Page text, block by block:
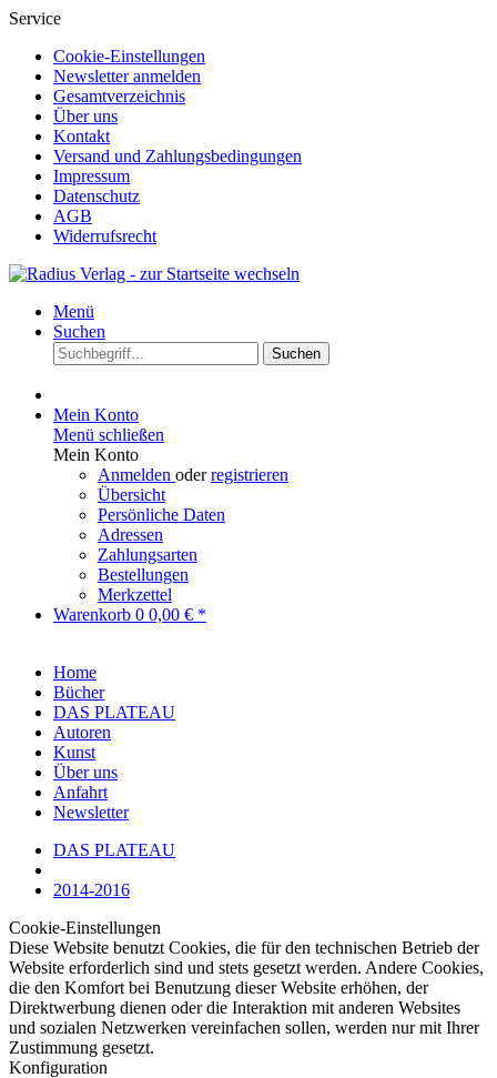
Service
Cookie-Einstellungen
Newsletter anmelden
Gesamtverzeichnis
Über uns
Kontakt
Versand und Zahlungsbedingungen
Impressum
Datenschutz
AGB
Widerrufsrecht
Menü
Suchen
Suchen
Mein Konto
Menü schließen
Mein Konto
Anmelden oderregistrieren
Übersicht
Persönliche Daten
Adressen
Zahlungsarten
Bestellungen
Merkzettel
Warenkorb 0 0,00 € *
Home
Bücher
DAS PLATEAU
Autoren
Kunst
Über uns
Anfahrt
Newsletter
DAS PLATEAU
2014-2016
Cookie-Einstellungen
Diese Website benutzt Cookies, die für den technischen Betrieb der
Website erforderlich sind und stets gesetzt werden. Andere Cookies,
die den Komfort bei Benutzung dieser Website erhöhen, der
Direktwerbung dienen oder die Interaktion mit anderen Websites
und sozialen Netzwerken vereinfachen sollen, werden nur mit Ihrer
Zustimmung gesetzt.
Konfiguration